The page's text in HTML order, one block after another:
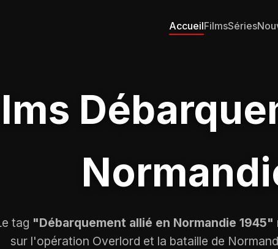
AccueilFilmsSéries
tag "Débarquement allié en Normandie 1945"
sur l'opération Overlord et la bataille de